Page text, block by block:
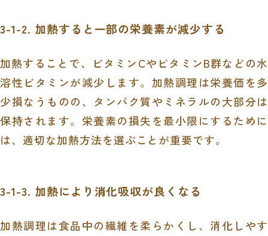
3-1-2. 加熱すると一部の栄養素が減少する
加熱することで、ビタミンCやビタミンB群などの水
溶性ビタミンが減少します。加熱調理は栄養価を多
少損なうものの、タンパク質やミネラルの大部分は
保持されます。栄養素の損失を最小限にするために
は、適切な加熱方法を選ぶことが重要です。
3-1-3. 加熱により消化吸収が良くなる
加熱調理は食品中の繊維を柔らかくし、消化しやす